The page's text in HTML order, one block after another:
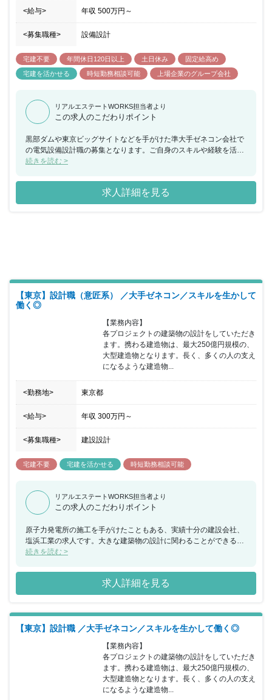
<給与> 年収 500万円 ～
<募集職種> 設備設計
宅建不要 年間休日120日以上 土日休み
固定給高め
宅建を活かせる
時短勤務相談可能 上場企業のグループ会社
リアルエステートWORKS担当者より
この求人のこだわりポイント
黒部ダムや東京ビッグサイトなどを手がけた準大手ゼネコン会社で
の電気設備設計職の募集となります。ご自身のスキルや経験を活か
してキャリアステップを行うことが可能です。また、同社は「4週
り、シフト制で休暇を取得するだけでなく、現場自体を閉所するこ
とで、協力会社社員も含めた業界全体の長時間労働改善の取り組み
を行なっています。その他にも、ワークライフバランスの実現のた
続きを読む >
求人詳細を見る
【東京】設計職（意匠系） ／大手ゼネコン／スキルを生かして
働く◎
【業務内容】
各プロジェクトの建築物の設計をしていただき
ます。携わる建造物は、最大250億円規模の、
大型建造物となります。長く、多くの人の支え
になるような建造物...
<勤務地> 東京都
<給与> 年収 300万円 ～
<募集職種> 建設設計
宅建不要 宅建を活かせる 時短勤務相談可能
リアルエステートWORKS担当者より
この求人のこだわりポイント
原子力発電所の施工を手がけたこともある、実績十分の建設会社、
塩浜工業の求人です。大きな建築物の設計に関わることができるの
で、これまでの経験を生かしながら、大きな挑戦をしたいという方
続きを読む >
求人詳細を見る
【東京】設計職 ／大手ゼネコン／スキルを生かして働く◎
【業務内容】
各プロジェクトの建築物の設計をしていただき
ます。携わる建造物は、最大250億円規模の、
大型建造物となります。長く、多くの人の支え
になるような建造物...